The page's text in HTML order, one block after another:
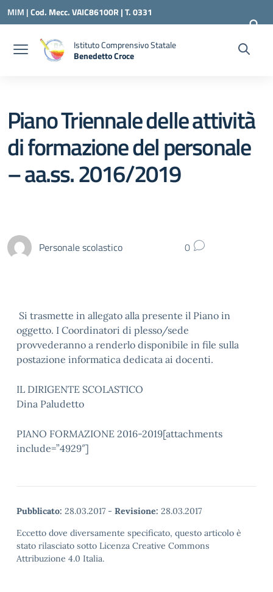
Vai ai contenuti
Vai al menu di navigazione
Vai al footer
MIM |Cod. Mecc. VAIC86100R | T. 0331
240260 | VAIC86100R@ISTRUZIONE.IT
Istituto Comprensivo Statale
Benedetto Croce
Piano Triennale delle attività
di formazione del personale
– aa.ss. 2016/2019
Personale scolastico 0
Si trasmette in allegato alla presente il Piano in
oggetto. I Coordinatori di plesso/sede
provvederanno a renderlo disponibile in file sulla
postazione informatica dedicata ai docenti.
IL DIRIGENTE SCOLASTICO
Dina Paludetto
PIANO FORMAZIONE 2016-2019[attachments
include=”4929″]
Pubblicato: 28.03.2017 - Revisione: 28.03.2017
Eccetto dove diversamente specificato, questo articolo è
stato rilasciato sotto Licenza Creative Commons
Attribuzione 4.0 Italia.